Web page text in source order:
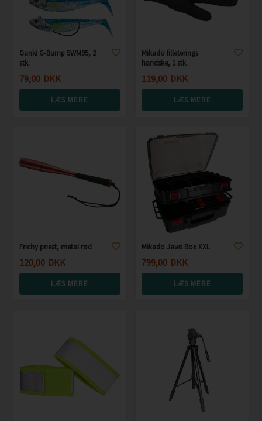
Gunki G-Bump SWM95, 2
stk.
79,00 DKK
LÆS MERE
Mikado filleterings
handske, 1 stk.
119,00 DKK
LÆS MERE
Frichy priest, metal rød
120,00 DKK
LÆS MERE
Mikado Jaws Box XXL
799,00 DKK
LÆS MERE